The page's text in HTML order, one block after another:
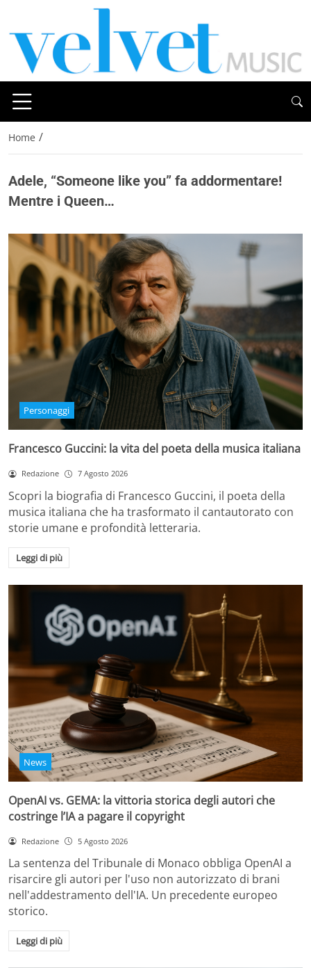
Home /
Adele, “Someone like you” fa addormentare!
Mentre i Queen…
Personaggi
Francesco Guccini: la vita del poeta della musica italiana
Redazione 7 Agosto 2026
Scopri la biografia di Francesco Guccini, il poeta della
musica italiana che ha trasformato il cantautorato con
storie umane e profondità letteraria.
Leggi di più
News
OpenAI vs. GEMA: la vittoria storica degli autori che
costringe l’IA a pagare il copyright
Redazione 5 Agosto 2026
La sentenza del Tribunale di Monaco obbliga OpenAI a
risarcire gli autori per l'uso non autorizzato di brani
nell'addestramento dell'IA. Un precedente europeo
storico.
Leggi di più